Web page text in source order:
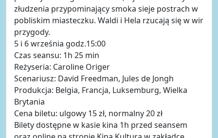
złudzenia przypominający smoka sieje postrach w
pobliskim miasteczku. Waldi i Hela rzucają się w wir
przygody.
5 i 6 września godz.15:00
Czas seansu: 1h 25 min
Reżyseria: Caroline Origer
Scenariusz: David Freedman, Jules de Jongh
Produkcja: Belgia, Francja, Luksemburg, Wielka
Brytania
Cena biletu: ulgowy 15 zł, normalny 20 zł
Bilety dostępne w kasie kina 1h przed seansem